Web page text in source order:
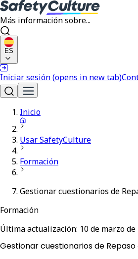
Más información sobre...
ES
Iniciar sesión(opens in new tab)
Inicio
Usar SafetyCulture
Formación
Gestionar cuestionarios de
Formación
Última actualización: 10 de marzo de
Gestionar cuestionarios de